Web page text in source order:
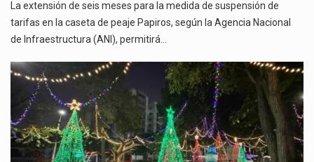
La extensión de seis meses para la medida de suspensión de
tarifas en la caseta de peaje Papiros, según la Agencia Nacional
de Infraestructura (ANI), permitirá…